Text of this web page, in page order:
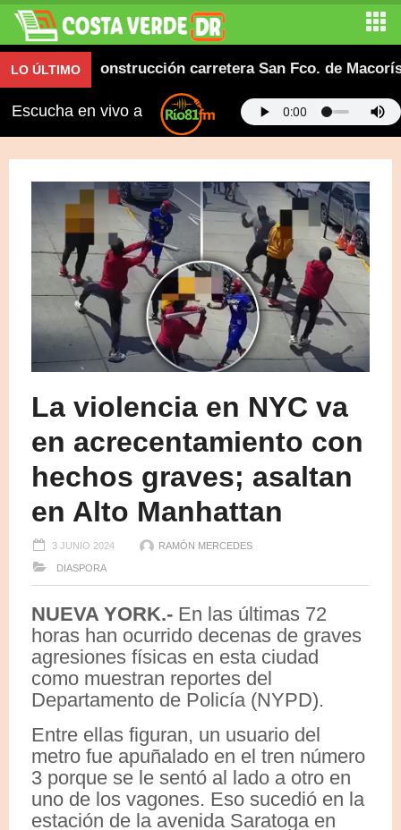
LO ÚLTIMO
en construcción carretera San Fco. de Macorís-
Escucha en vivo a
La violencia en NYC va
en acrecentamiento con
hechos graves; asaltan
en Alto Manhattan
3 JUNIO 2024 RAMÓN MERCEDES
DIASPORA
NUEVA YORK.- En las últimas 72
horas han ocurrido decenas de graves
agresiones físicas en esta ciudad
como muestran reportes del
Departamento de Policía (NYPD).
Entre ellas figuran, un usuario del
metro fue apuñalado en el tren número
3 porque se le sentó al lado a otro en
uno de los vagones. Eso sucedió en la
estación de la avenida Saratoga en